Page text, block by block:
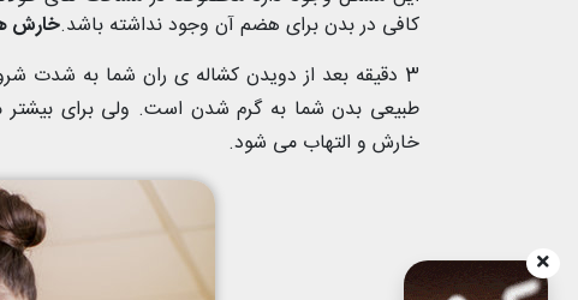
کافی در بدن برای هضم آن وجود نداشته باشد.خارش
3 دقیقه بعد از دویدن کشاله ی ران شما به
طبیعی بدن شما به گرم شدن است. ولی برای بیشتر
خارش و التهاب می شود.